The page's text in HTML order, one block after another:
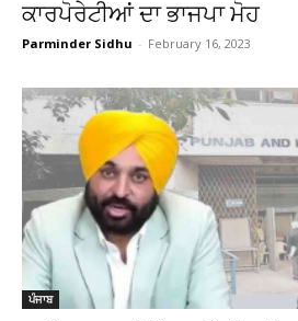
ਕਾਰਪੋਰੇਟੀਆਂ ਦਾ ਭਾਜਪਾ ਮੋਹ
Parminder Sidhu - February 16, 2023
ਪੰਜਾਬ